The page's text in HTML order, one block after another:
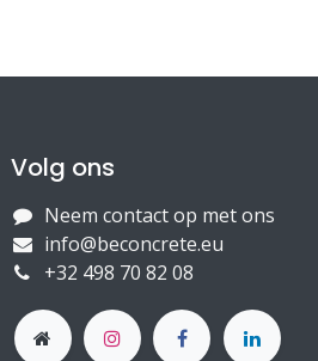
Volg ons
Neem contact op met ons
info@beconcrete.eu
+32 498 70 82 08